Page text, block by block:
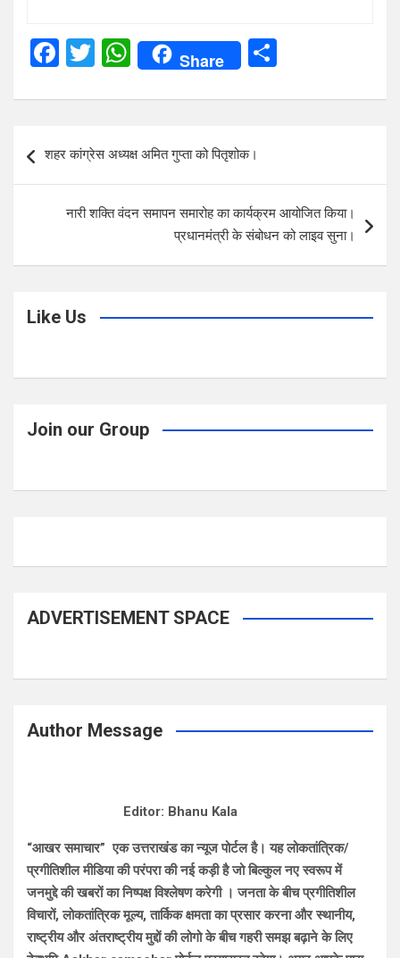
F
ce
o
o
k
T
tt
W
h
at
A
p
p
Share
ar
navigation
शहर कांग्रेस अध्यक्ष अमित गुप्ता को पितृशोक।
नारी शक्ति वंदन समापन समारोह का कार्यक्रम आयोजित किया।
प्रधानमंत्री के संबोधन को लाइव सुना।
Like Us
Join our Group
ADVERTISEMENT SPACE
Author Message
Editor: Bhanu Kala
“आखर समाचार” एक उत्तराखंड का न्यूज पोर्टल है। यह लोकतांत्रिक/
प्रगीतिशील मीडिया की परंपरा की नई कड़ी है जो बिल्कुल नए स्वरूप में
जनमुद्दे की खबरों का निष्पक्ष विश्लेषण करेगी । जनता के बीच प्रगीतिशील
विचारों, लोकतांत्रिक मूल्य, तार्किक क्षमता का प्रसार करना और स्थानीय,
राष्ट्रीय और अंतराष्ट्रीय मुद्दों की लोगो के बीच गहरी समझ बढ़ाने के लिए